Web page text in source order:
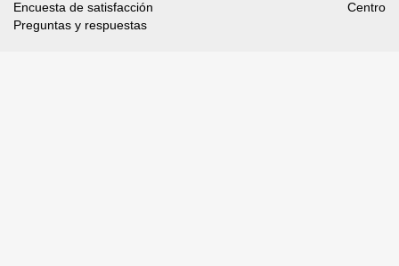
Encuesta de satisfacción
Preguntas y respuestas
Centro